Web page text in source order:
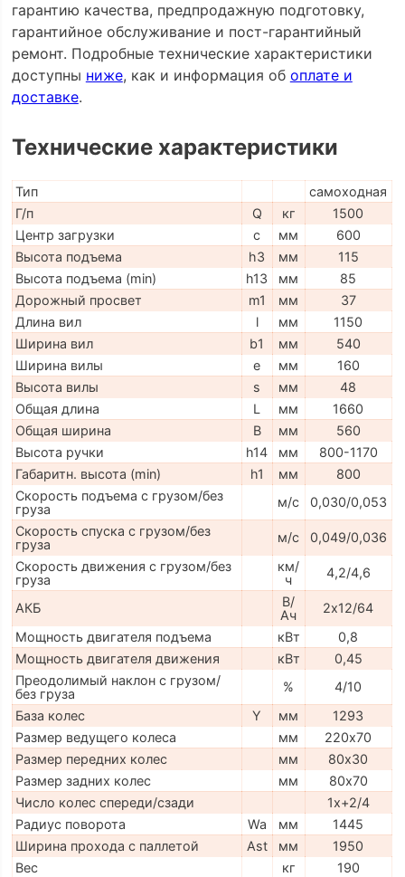
гарантию качества, предпродажную подготовку,
гарантийное обслуживание и пост-гарантийный
ремонт. Подробные технические характеристики
доступны ниже, как и информация об оплате и
доставке.
Технические характеристики
Тип
самоходная
Г/п
Q кг
1500
Центр загрузки
c мм
600
Высота подъема
h3 мм
115
Высота подъема (min)
h13 мм
85
Дорожный просвет
m1 мм
37
Длина вил
l мм
1150
Ширина вил
b1 мм
540
Ширина вилы
e мм
160
Высота вилы
s мм
48
Общая длина
L мм
1660
Общая ширина
B мм
560
Высота ручки
h14 мм
800-1170
Габаритн. высота (min)
h1 мм
800
Скорость подъема с грузом/без
груза
м/с
0,030/0,053
Скорость спуска с грузом/без
груза
м/с
0,049/0,036
Скорость движения с грузом/без
груза
км/
ч
4,2/4,6
АКБ
В/
Ач
2х12/64
Мощность двигателя подъема
кВт
0,8
Мощность двигателя движения
кВт
0,45
Преодолимый наклон с грузом/
без груза
%
4/10
База колес
Y мм
1293
Размер ведущего колеса
мм
220х70
Размер передних колес
мм
80х30
Размер задних колес
мм
80х70
Число колес спереди/сзади
1x+2/4
Радиус поворота
Wa мм
1445
Ширина прохода с паллетой
Ast мм
1950
Вес
кг
190